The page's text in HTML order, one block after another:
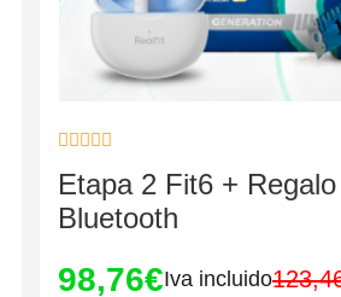
con
0
de
Etapa 2 Fit6 +
Bluetooth
98,76€Iva incluido